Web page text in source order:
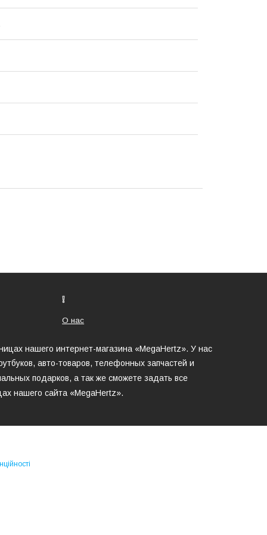
❕
О нас
нашего интернет-магазина «MegaHertz». У нас
авто-товаров, телефонных запчастей и
подарков, а так же сможете задать все
нашего сайта «MegaHertz».